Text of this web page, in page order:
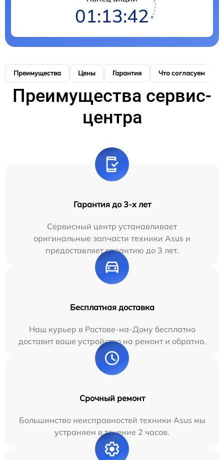
01:13:41
Преимущества Цены Гарантия Что согласуем
Преимущества сервис-
центра
Гарантия до 3-х лет
Сервисный центр устанавливает
оригинальные запчасти техники Asus и
предоставляет гарантию до 3 лет.
Бесплатная доставка
Наш курьер в Ростове-на-Дону бесплатно
доставит ваше устройство на ремонт и обратно.
Срочный ремонт
Большинство неисправностей техники Asus мы
устраняем в течение 2 часов.